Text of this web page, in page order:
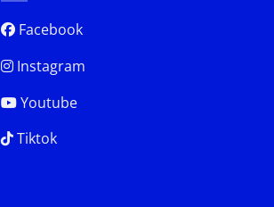
Facebook
Instagram
Youtube
Tiktok